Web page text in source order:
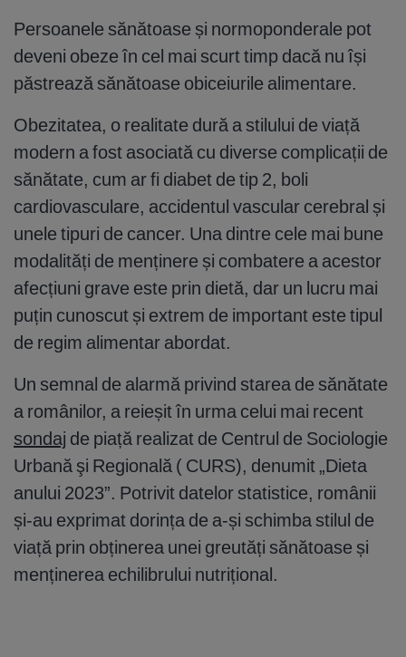
Persoanele sănătoase și normoponderale pot
deveni obeze în cel mai scurt timp dacă nu își
păstrează sănătoase obiceiurile alimentare.
Obezitatea, o realitate dură a stilului de viață
modern a fost asociată cu diverse complicații de
sănătate, cum ar fi diabet de tip 2, boli
cardiovasculare, accidentul vascular cerebral și
unele tipuri de cancer. Una dintre cele mai bune
modalități de menținere și combatere a acestor
afecțiuni grave este prin dietă, dar un lucru mai
puțin cunoscut și extrem de important este tipul
de regim alimentar abordat.
Un semnal de alarmă privind starea de sănătate
a românilor, a reieșit în urma celui mai recent
sondaj de piață realizat de Centrul de Sociologie
Urbană şi Regională ( CURS), denumit „Dieta
anului 2023”. Potrivit datelor statistice, românii
și-au exprimat dorința de a-și schimba stilul de
viață prin obținerea unei greutăți sănătoase și
menținerea echilibrului nutrițional.